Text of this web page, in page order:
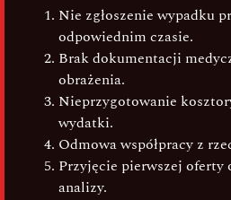
Nie zgłoszenie wypadku
odpowiednim czasie.
Brak dokumentacji
obrażenia.
Nieprzygotowanie
wydatki.
Odmowa współpracy z
Przyjęcie pierwszej oferty
analizy.